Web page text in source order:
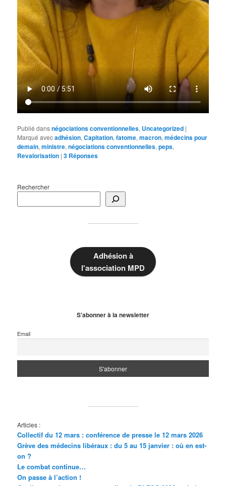
Publié dansnégociations conventionnelles, Uncategorized |
Marqué avecadhésion,Capitation,fatome,macron,médecins pour
demain,ministre,négociations conventionnelles,peps,
Revalorisation |3 Réponses
Rechercher
Adhésion à
l'association MPD
S'abonner à la newsletter
Email
Articles :
Collectif du 12 mars : conférence de presse le 12 mars 2026
Grève des médecins libéraux : du 5 au 15 janvier : où en est-
on ?
Le combat continue…
On passe à l’action !